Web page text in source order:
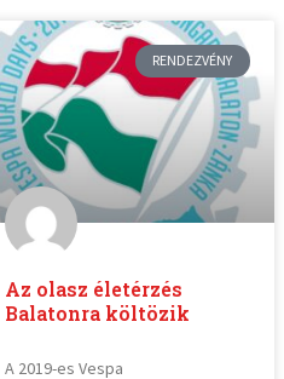
RENDEZVÉNY
Az olasz életérzés
Balatonra költözik
A 2019-es Vespa